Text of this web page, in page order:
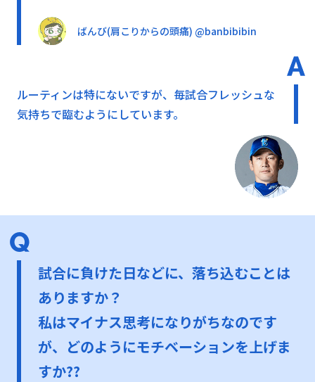
ばんび(肩こりからの頭痛) @banbibibin
ルーティンは特にないですが、毎試合フレッシュな
気持ちで臨むようにしています。
試合に負けた日などに、落ち込むことは
ありますか？
私はマイナス思考になりがちなのです
が、どのようにモチベーションを上げま
すか??